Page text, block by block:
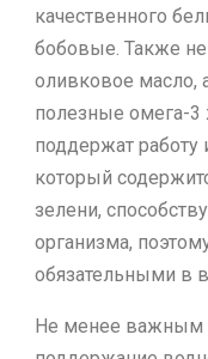
качественного
бобовые. Также
оливковое масло,
полезные омега-
поддержат
который
зелени,
организма,
обязательными в
Не менее важным